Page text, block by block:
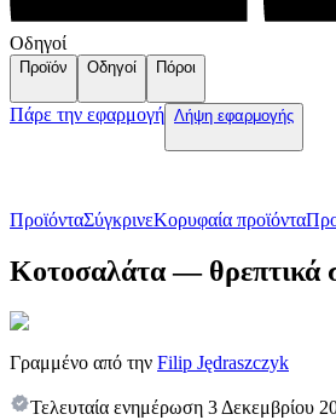
Οδηγοί
Προϊόν Οδηγοί Πόροι
Πάρε την εφαρμογή Λήψη εφαρμογής
ΠροϊόνταΣύγκρινεΚορυφαία προϊόντα
Κοτοσαλάτα — θρεπτικά
Γραμμένο από την Filip Jędraszczyk
Τελευταία ενημέρωση 3 Δεκεμβρίου